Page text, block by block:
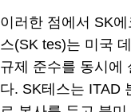
이러한 점에서 SK
스(SK tes)는 미국
규제 준수를 동시에
다. SK테스는 ITAD